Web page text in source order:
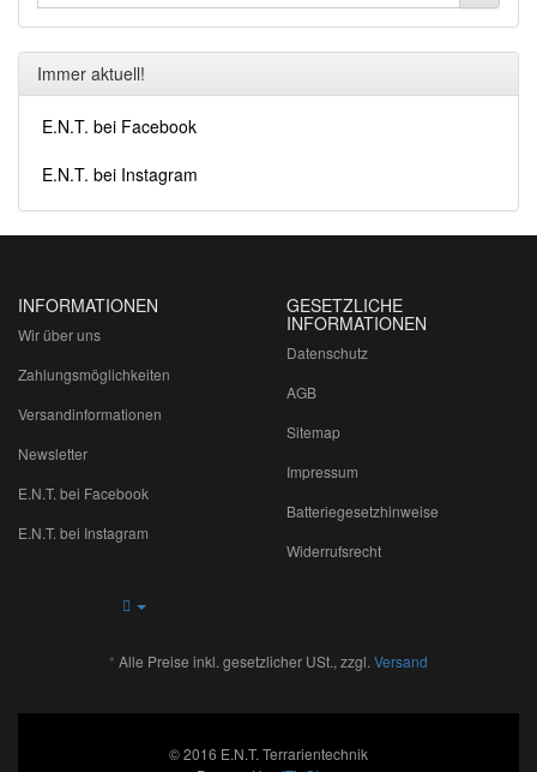
Immer aktuell!
E.N.T. bei Facebook
E.N.T. bei Instagram
INFORMATIONEN
Wir über uns
Zahlungsmöglichkeiten
Versandinformationen
Newsletter
E.N.T. bei Facebook
E.N.T. bei Instagram
GESETZLICHE
INFORMATIONEN
Datenschutz
AGB
Sitemap
Impressum
Batteriegesetzhinweise
Widerrufsrecht
* Alle Preise inkl. gesetzlicher USt., zzgl. Versand
© 2016 E.N.T. Terrarientechnik